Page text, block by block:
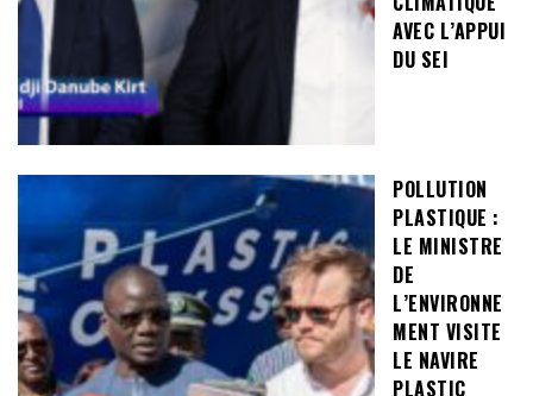
AVEC L’APPUI
DU SEI
POLLUTION
PLASTIQUE :
LE MINISTRE
DE
L’ENVIRONNE
MENT VISITE
LE NAVIRE
PLASTIC